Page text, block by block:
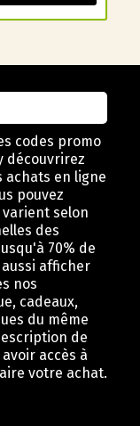
codes promo
découvrirez
en ligne
pouvez
selon
des
70% de
afficher
nos
cadeaux,
du même
de
accès à
votre achat.